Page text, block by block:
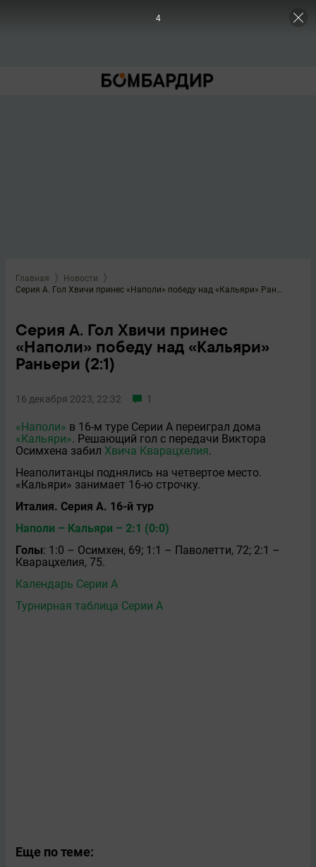
Главная
Новости
Серия А. Гол Хвичи принес «Наполи» победу над «Кальяри» Раньери (2:1)
Серия А. Гол Хвичи принес
«Наполи» победу над «Кальяри»
Раньери (2:1)
16 декабря 2023, 22:32 1
«Наполи» в 16-м туре Серии А переиграл дома
«Кальяри». Решающий гол с передачи Виктора
Осимхена забил Хвича Кварацхелия.
Неаполитанцы поднялись на четвертое место.
«Кальяри» занимает 16-ю строчку.
Италия. Серия А. 16-й тур
Наполи – Кальяри – 2:1 (0:0)
Голы: 1:0 – Осимхен, 69; 1:1 – Паволетти, 72; 2:1 –
Кварацхелия, 75.
Календарь Серии А
Турнирная таблица Серии А
Еще по теме:
3